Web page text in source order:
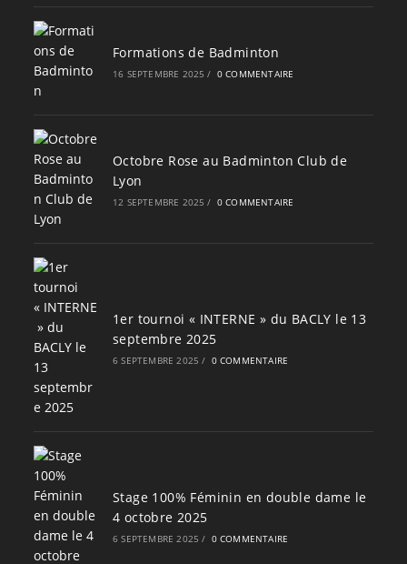
Formations de Badminton
16 SEPTEMBRE 2025 / 0 COMMENTAIRE
Octobre Rose au Badminton Club de
Lyon
12 SEPTEMBRE 2025 / 0 COMMENTAIRE
1er tournoi « INTERNE » du BACLY le 13
septembre 2025
6 SEPTEMBRE 2025 / 0 COMMENTAIRE
Stage 100% Féminin en double dame le
4 octobre 2025
6 SEPTEMBRE 2025 / 0 COMMENTAIRE